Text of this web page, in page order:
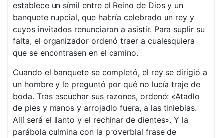
establece un símil entre el Reino de Dios y un
banquete nupcial, que habría celebrado un rey y
cuyos invitados renunciaron a asistir. Para suplir su
falta, el organizador ordenó traer a cualesquiera
que se encontrasen en el camino.
Cuando el banquete se completó, el rey se dirigió a
un hombre y le preguntó por qué no lucía traje de
boda. Tras escuchar sus razones, ordenó: «Atadlo
de pies y manos y arrojadlo fuera, a las tinieblas.
Allí será el llanto y el rechinar de dientes». Y la
parábola culmina con la proverbial frase de